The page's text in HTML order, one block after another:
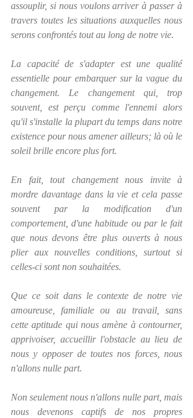
assouplir, si nous voulons arriver à passer à
travers toutes les situations auxquelles nous
serons confrontés tout au long de notre vie.
La capacité de s'adapter est une qualité
essentielle pour embarquer sur la vague du
changement. Le changement qui, trop
souvent, est perçu comme l'ennemi alors
qu'il s'installe la plupart du temps dans notre
existence pour nous amener ailleurs; là où le
soleil brille encore plus fort.
En fait, tout changement nous invite à
mordre davantage dans la vie et cela passe
souvent par la modification d'un
comportement, d'une habitude ou par le fait
que nous devons être plus ouverts à nous
plier aux nouvelles conditions, surtout si
celles-ci sont non souhaitées.
Que ce soit dans le contexte de notre vie
amoureuse, familiale ou au travail, sans
cette aptitude qui nous amène à contourner,
apprivoiser, accueillir l'obstacle au lieu de
nous y opposer de toutes nos forces, nous
n'allons nulle part.
Non seulement nous n'allons nulle part, mais
nous devenons captifs de nos propres